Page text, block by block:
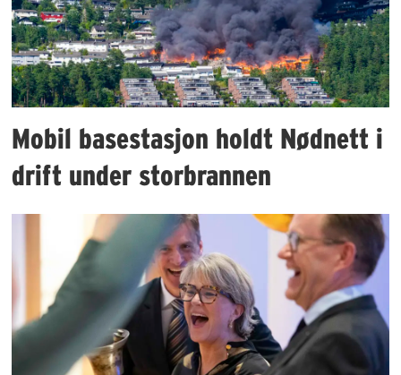
Mobil basestasjon holdt Nødnett i
drift under storbrannen